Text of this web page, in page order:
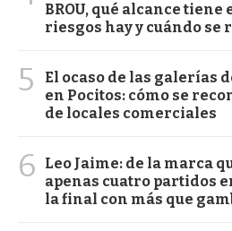
BROU, qué alcance tiene
riesgos hay y cuándo se
5
El ocaso de las galerías
en Pocitos: cómo se
de locales comerciales
6
Leo Jaime: de la marca
apenas cuatro partidos
la final con más que